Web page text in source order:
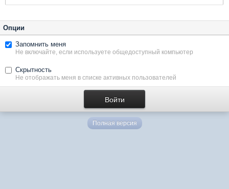
Опции
Запомнить меня
Не включайте, если используете общедоступный компьютер
Скрытность
Не отображать меня в списке активных пользователей
Полная версия